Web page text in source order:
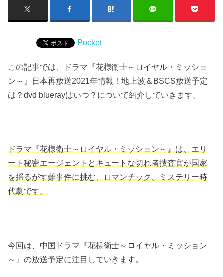
Pocket
この記事では、ドラマ『花様衛士～ロイヤル・ミッショ
ン～』日本再放送2021年情報！地上波＆BSCS放送予定
は？dvd bluerayはいつ？について紹介していきます。
ドラマ『花様衛士～ロイヤル・ミッション～』は、エリ
ート秘密エージェントとキュートな切れ者捜査官が国家
を揺るがす難事件に挑む、ロマンチック、ミステリー時
代劇です。
今回は、中国ドラマ『花様衛士～ロイヤル・ミッション
～』の放送予定に注目していきます。